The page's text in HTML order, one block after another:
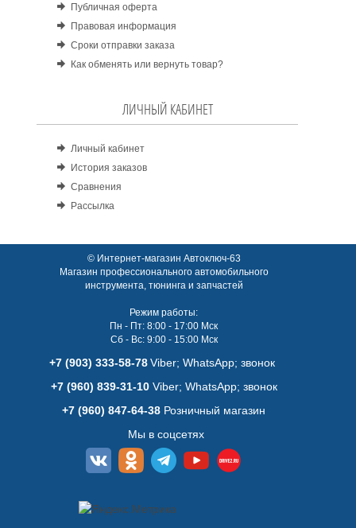
Публичная оферта
Правовая информация
Сроки отправки заказа
Как обменять или вернуть товар?
ЛИЧНЫЙ КАБИНЕТ
Личный кабинет
История заказов
Сравнения
Рассылка
© Интернет-магазин Автоключ-63
Магазин профессионального автомобильного
инструмента, тюнинга и запчастей
Режим работы:
Пн - Пт: 8:00 - 17:00 Мск
Сб - Вс: 9:00 - 15:00 Мск
+7 (903) 333-58-78 Viber; WhatsАpp; звонок
+7 (960) 839-31-10Viber; WhatsАpp; звонок
+7 (960) 847-64-38 Розничный магазин
Мы в соцсетях